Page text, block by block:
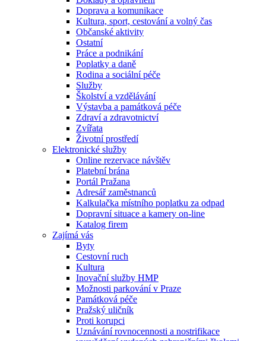
Doprava a komunikace
Kultura, sport, cestování a volný čas
Občanské aktivity
Ostatní
Práce a podnikání
Poplatky a daně
Rodina a sociální péče
Služby
Školství a vzdělávání
Výstavba a památková péče
Zdraví a zdravotnictví
Zvířata
Životní prostředí
Elektronické služby
Online rezervace návštěv
Platební brána
Portál Pražana
Adresář zaměstnanců
Kalkulačka místního poplatku za odpad
Dopravní situace a kamery on-line
Katalog firem
Zajímá vás
Byty
Cestovní ruch
Kultura
Inovační služby HMP
Možnosti parkování v Praze
Památková péče
Pražský uličník
Proti korupci
Uznávání rovnocennosti a nostrifikace